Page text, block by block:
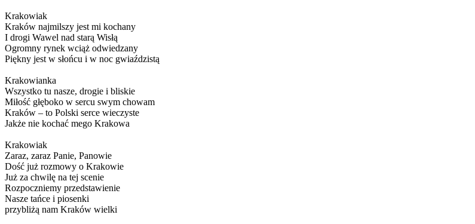
Krakowiak
Kraków najmilszy jest mi kochany
I drogi Wawel nad starą Wisłą
Ogromny rynek wciąż odwiedzany
Piękny jest w słońcu i w noc gwiaździstą
Krakowianka
Wszystko tu nasze, drogie i bliskie
Miłość głęboko w sercu swym chowam
Kraków – to Polski serce wieczyste
Jakże nie kochać mego Krakowa
Krakowiak
Zaraz, zaraz Panie, Panowie
Dość już rozmowy o Krakowie
Już za chwilę na tej scenie
Rozpoczniemy przedstawienie
Nasze tańce i piosenki
przybliżą nam Kraków wielki